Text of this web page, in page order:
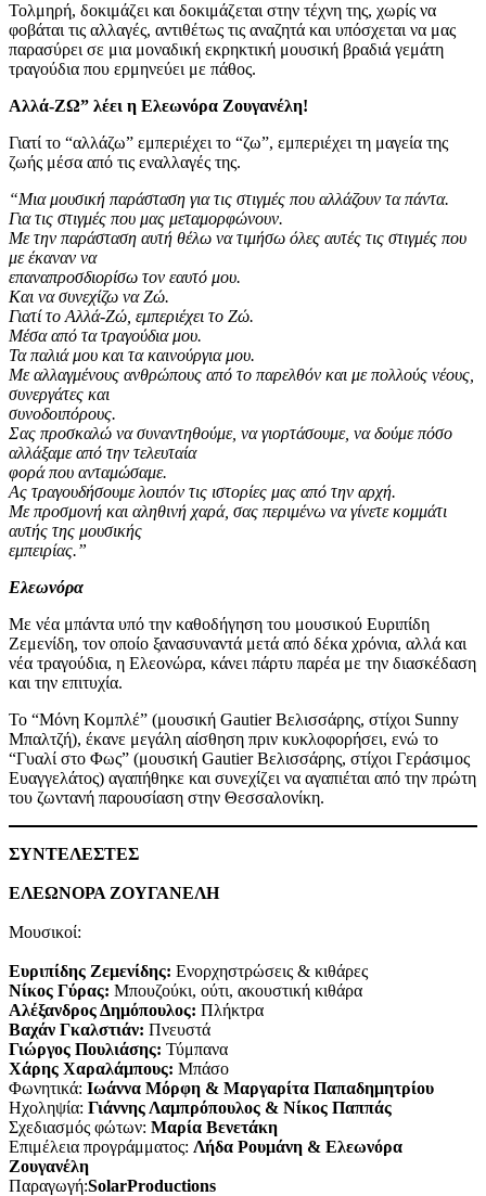
Τολμηρή, δοκιμάζει και δοκιμάζεται στην τέχνη της, χωρίς να
φοβάται τις αλλαγές, αντιθέτως τις αναζητά και υπόσχεται να μας
παρασύρει σε μια μοναδική εκρηκτική μουσική βραδιά γεμάτη
τραγούδια που ερμηνεύει με πάθος.
Αλλά-ΖΩ” λέει η Ελεωνόρα Ζουγανέλη!
Γιατί το “αλλάζω” εμπεριέχει το “ζω”, εμπεριέχει τη μαγεία της
ζωής μέσα από τις εναλλαγές της.
“Μια μουσική παράσταση για τις στιγμές που αλλάζουν τα πάντα.
Για τις στιγμές που μας μεταμορφώνουν.
Με την παράσταση αυτή θέλω να τιμήσω όλες αυτές τις στιγμές που
με έκαναν να
επαναπροσδιορίσω τον εαυτό μου.
Και να συνεχίζω να Ζώ.
Γιατί το Αλλά-Ζώ, εμπεριέχει το Ζώ.
Μέσα από τα τραγούδια μου.
Τα παλιά μου και τα καινούργια μου.
Με αλλαγμένους ανθρώπους από το παρελθόν και με πολλούς νέους,
συνεργάτες και
συνοδοιπόρους.
Σας προσκαλώ να συναντηθούμε, να γιορτάσουμε, να δούμε πόσο
αλλάξαμε από την τελευταία
φορά που ανταμώσαμε.
Ας τραγουδήσουμε λοιπόν τις ιστορίες μας από την αρχή.
Με προσμονή και αληθινή χαρά, σας περιμένω να γίνετε κομμάτι
αυτής της μουσικής
εμπειρίας.”
Ελεωνόρα
Με νέα μπάντα υπό την καθοδήγηση του μουσικού Ευριπίδη
Ζεμενίδη, τον οποίο ξανασυναντά μετά από δέκα χρόνια, αλλά και
νέα τραγούδια, η Ελεονώρα, κάνει πάρτυ παρέα με την διασκέδαση
και την επιτυχία.
Το “Μόνη Κομπλέ” (μουσική Gautier Βελισσάρης, στίχοι Sunny
Μπαλτζή), έκανε μεγάλη αίσθηση πριν κυκλοφορήσει, ενώ το
“Γυαλί στο Φως” (μουσική Gautier Βελισσάρης, στίχοι Γεράσιμος
Ευαγγελάτος) αγαπήθηκε και συνεχίζει να αγαπιέται από την πρώτη
του ζωντανή παρουσίαση στην Θεσσαλονίκη.
ΣΥΝΤΕΛΕΣΤΕΣ
ΕΛΕΩΝΟΡΑ ΖΟΥΓΑΝΕΛΗ
Μουσικοί:
Ευριπίδης Ζεμενίδης: Ενορχηστρώσεις & κιθάρες
Νίκος Γύρας: Μπουζούκι, ούτι, ακουστική κιθάρα
Αλέξανδρος Δημόπουλος: Πλήκτρα
Βαχάν Γκαλστιάν: Πνευστά
Γιώργος Πουλιάσης: Τύμπανα
Χάρης Χαραλάμπους: Μπάσο
Φωνητικά: Ιωάννα Μόρφη & Μαργαρίτα Παπαδημητρίου
Ηχοληψία: Γιάννης Λαμπρόπουλος & Νίκος Παππάς
Σχεδιασμός φώτων: Μαρία Βενετάκη
Επιμέλεια προγράμματος: Λήδα Ρουμάνη & Ελεωνόρα
Ζουγανέλη
Παραγωγή:SolarProductions